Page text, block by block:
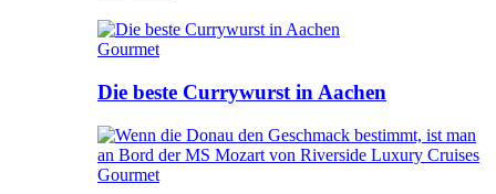
Gourmet
Die beste Currywurst in Aachen
Gourmet